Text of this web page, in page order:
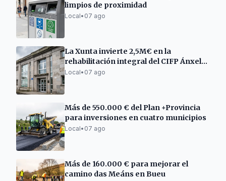
limpios de proximidad
Local• 07 ago
La Xunta invierte 2,5M€ en la
rehabilitación integral del CIFP Ánxel
Casal
Local• 07 ago
Más de 550.000 € del Plan +Provincia
para inversiones en cuatro municipios
Local• 07 ago
Más de 160.000 € para mejorar el
camino das Meáns en Bueu